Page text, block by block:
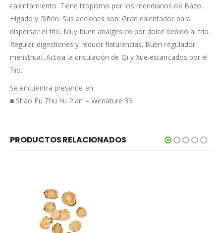
calentamiento. Tiene tropismo por los meridianos de Bazo,
Hígado y Riñón. Sus acciones son: Gran calentador para
dispersar el frio. Muy buen analgésico por dolor debido al frío.
Regular digestiones y reducir flatulencias. Buen regulador
menstrual. Activa la circulación de Qi y Xue estancados por el
frio.
Se encuentra presente en:
■ Shao Fu Zhu Yu Pian – Wenature 35
PRODUCTOS RELACIONADOS